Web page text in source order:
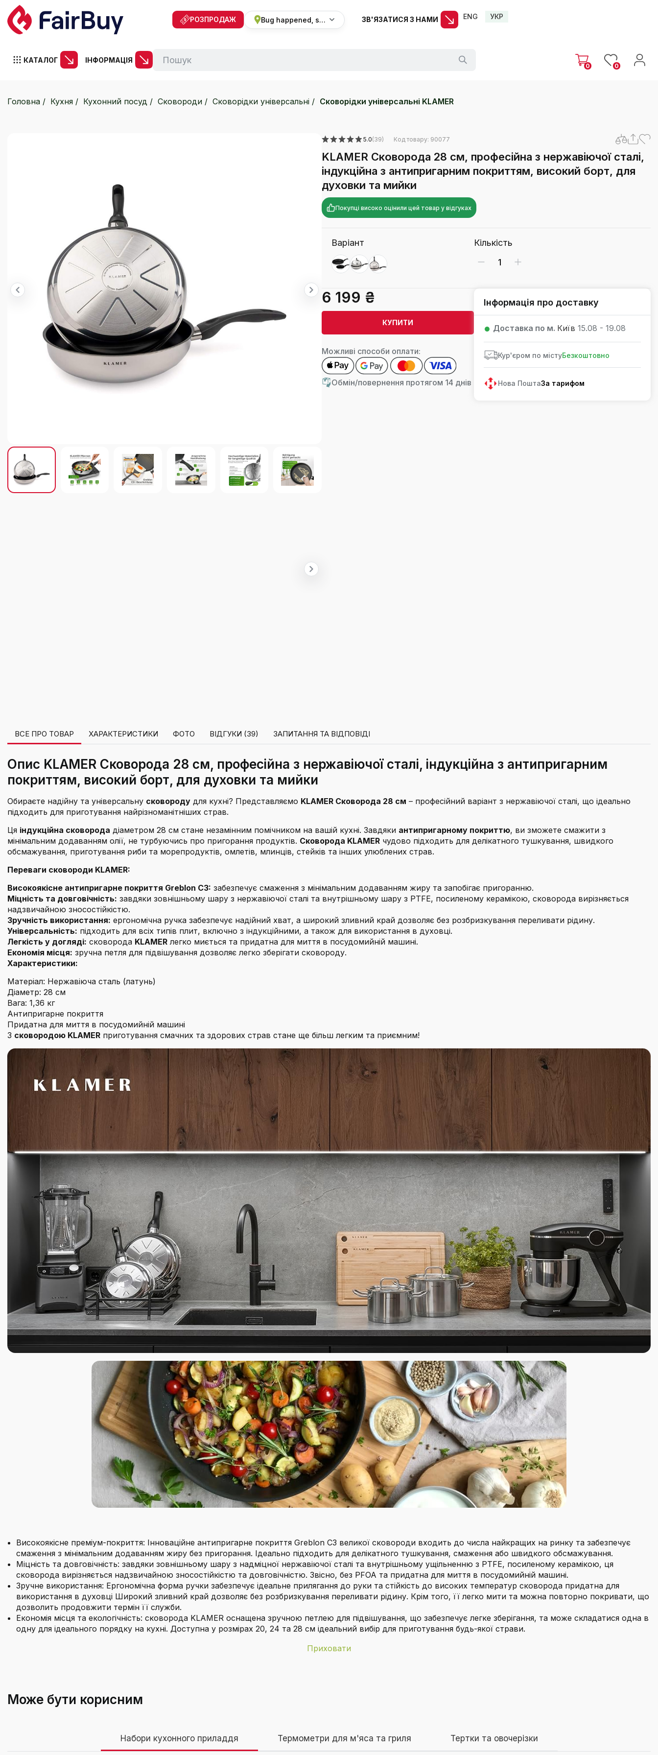
РОЗПРОДАЖ Bug happened, sorry ЗВ'ЯЗАТИСЯ З НАМИ ENG УКР
КАТАЛОГ ІНФОРМАЦІЯ
0 0
Головна Кухня Кухонний посуд Сковороди Сковорідки універсальні Сковорідки універсальні KLAMER
5.0(39) Код товару: 90077
KLAMER Сковорода 28 см, професійна з нержавіючої сталі,
індукційна з антипригарним покриттям, високий борт, для
духовки та мийки
Покупці високо оцінили цей товар у відгуках
Варіант Кількість
6 199 ₴
КУПИТИ
Можливі способи оплати:
Обмін/повернення протягом 14 днів
Інформація про доставку
Доставка по м. Київ 15.08 - 19.08
Кур'єром по містуБезкоштовно
Нова ПоштаЗа тарифом
ВСЕ ПРО ТОВАР ХАРАКТЕРИСТИКИ ФОТО ВІДГУКИ (39) ЗАПИТАННЯ ТА ВІДПОВІДІ
Опис KLAMER Сковорода 28 см, професійна з нержавіючої сталі, індукційна з антипригарним
покриттям, високий борт, для духовки та мийки
Обираєте надійну та універсальну сковороду для кухні? Представляємо KLAMER Сковорода 28 см – професійний варіант з нержавіючої сталі, що ідеально
підходить для приготування найрізноманітніших страв.
Ця індукційна сковорода діаметром 28 см стане незамінним помічником на вашій кухні. Завдяки антипригарному покриттю, ви зможете смажити з
мінімальним додаванням олії, не турбуючись про пригорання продуктів. Сковорода KLAMER чудово підходить для делікатного тушкування, швидкого
обсмажування, приготування риби та морепродуктів, омлетів, млинців, стейків та інших улюблених страв.
Переваги сковороди KLAMER:
Високоякісне антипригарне покриття Greblon C3: забезпечує смаження з мінімальним додаванням жиру та запобігає пригоранню.
Міцність та довговічність: завдяки зовнішньому шару з нержавіючої сталі та внутрішньому шару з PTFE, посиленому керамікою, сковорода вирізняється
надзвичайною зносостійкістю.
Зручність використання: ергономічна ручка забезпечує надійний хват, а широкий зливний край дозволяє без розбризкування переливати рідину.
Універсальність: підходить для всіх типів плит, включно з індукційними, а також для використання в духовці.
Легкість у догляді: сковорода KLAMER легко миється та придатна для миття в посудомийній машині.
Економія місця: зручна петля для підвішування дозволяє легко зберігати сковороду.
Характеристики:
Матеріал: Нержавіюча сталь (латунь)
Діаметр: 28 см
Вага: 1,36 кг
Антипригарне покриття
Придатна для миття в посудомийній машині
З сковородою KLAMER приготування смачних та здорових страв стане ще більш легким та приємним!
Високоякісне преміум-покриття: Інноваційне антипригарне покриття Greblon C3 великої сковороди входить до числа найкращих на ринку та забезпечує
смаження з мінімальним додаванням жиру без пригорання. Ідеально підходить для делікатного тушкування, смаження або швидкого обсмажування.
Міцність та довговічність: завдяки зовнішньому шару з надміцної нержавіючої сталі та внутрішньому ущільненню з PTFE, посиленому керамікою, ця
сковорода вирізняється надзвичайною зносостійкістю та довговічністю. Звісно, без PFOA та придатна для миття в посудомийній машині.
Зручне використання: Ергономічна форма ручки забезпечує ідеальне прилягання до руки та стійкість до високих температур сковорода придатна для
використання в духовці Широкий зливний край дозволяє без розбризкування переливати рідину. Крім того, її легко мити та можна повторно покривати, що
дозволить продовжити термін її служби.
Економія місця та екологічність: сковорода KLAMER оснащена зручною петлею для підвішування, що забезпечує легке зберігання, та може складатися одна в
одну для ідеального порядку на кухні. Доступна у розмірах 20, 24 та 28 см ідеальний вибір для приготування будь-якої страви.
Приховати
28 сантиметрів
Може бути корисним
Набори кухонного приладдя Термометри для м'яса та гриля Тертки та овочерізки